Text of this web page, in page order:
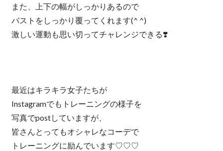
また、上下の幅がしっかりあるので
バストをしっかり覆ってくれます(^ ^)
激しい運動も思い切ってチャレンジできる❣️
最近はキラキラ女子たちが
Instagramでもトレーニングの様子を
写真でpostしていますが、
皆さんとってもオシャレなコーデで
トレーニングに励んでいます♡♡♡